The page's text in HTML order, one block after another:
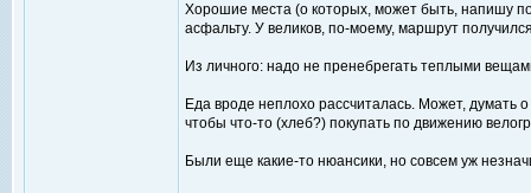
Хорошие места (о которых, может быть, напишу
асфальту. У великов, по-моему, маршрут
Из личного: надо не пренебрегать теплыми
Еда вроде неплохо рассчиталась. Может, думать
чтобы что-то (хлеб?) покупать по движению
Были еще какие-то нюансики, но совсем уж